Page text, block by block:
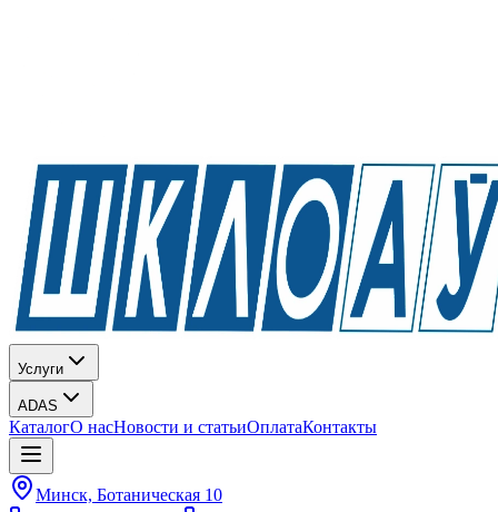
Услуги
ADAS
КаталогО насНовости и статьиОплатаКонтакты
Минск, Ботаническая 10